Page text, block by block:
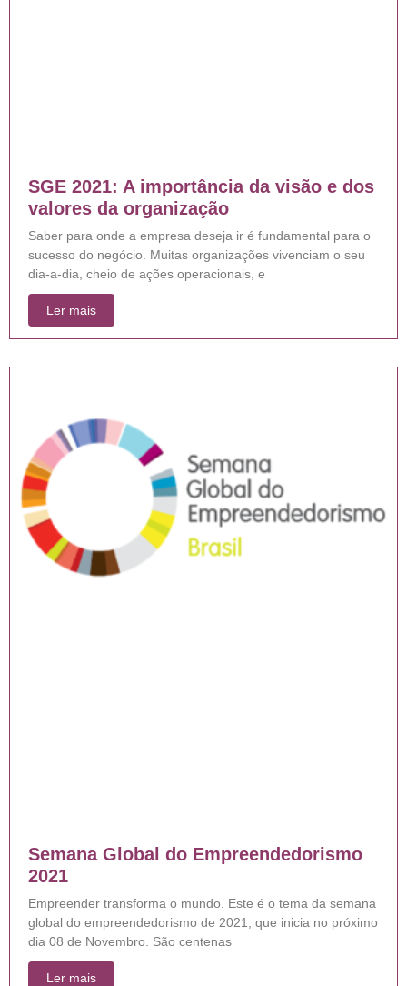
SGE 2021: A importância da visão e dos
valores da organização
Saber para onde a empresa deseja ir é fundamental para o
sucesso do negócio. Muitas organizações vivenciam o seu
dia-a-dia, cheio de ações operacionais, e
Ler mais
Semana Global do Empreendedorismo
2021
Empreender transforma o mundo. Este é o tema da semana
global do empreendedorismo de 2021, que inicia no próximo
dia 08 de Novembro. São centenas
Ler mais